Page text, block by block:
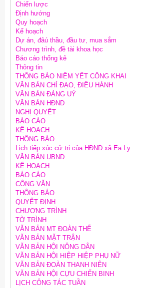
Chiến lược
Định hướng
Quy hoạch
Kế hoạch
Dự án, đâú thầu, đầu tư, mua sắm
Chương trình, đề tài khoa học
Báo cáo thống kê
Thông tin
THÔNG BÁO NIÊM YẾT CÔNG KHAI
VĂN BẢN CHỈ ĐẠO, ĐIỀU HÀNH
VĂN BẢN ĐẢNG UỶ
VĂN BẢN HĐND
NGHỊ QUYẾT
BÁO CÁO
KẾ HOẠCH
THÔNG BÁO
Lịch tiếp xúc cử tri của HĐND xã Ea Ly
VĂN BẢN UBND
KẾ HOẠCH
BÁO CÁO
CÔNG VĂN
THÔNG BÁO
QUYẾT ĐỊNH
CHƯƠNG TRÌNH
TỜ TRÌNH
VĂN BẢN MT ĐOÀN THỂ
VĂN BẢN MẶT TRẬN
VĂN BẢN HỘI NÔNG DÂN
VĂN BẢN HỘI HIỆP HIỆP PHỤ NỮ
VĂN BẢN ĐOÀN THANH NIÊN
VĂN BẢN HỘI CỰU CHIẾN BINH
LỊCH CÔNG TÁC TUẦN